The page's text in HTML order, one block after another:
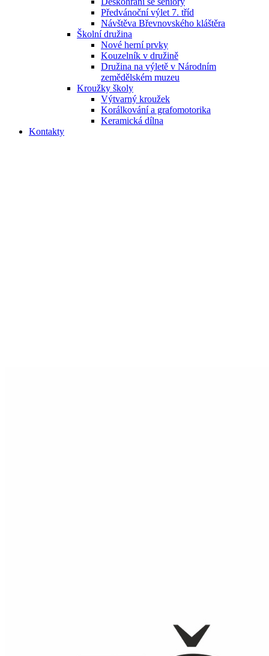
Předvánoční výlet 7. tříd
Návštěva Břevnovského kláštěra
Školní družina
Nové herní prvky
Kouzelník v družině
Družina na výletě v Národním
zemědělském muzeu
Kroužky školy
Výtvarný kroužek
Korálkování a grafomotorika
Keramická dílna
Kontakty